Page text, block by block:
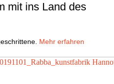
mit ins Land des
Mehr erfahren